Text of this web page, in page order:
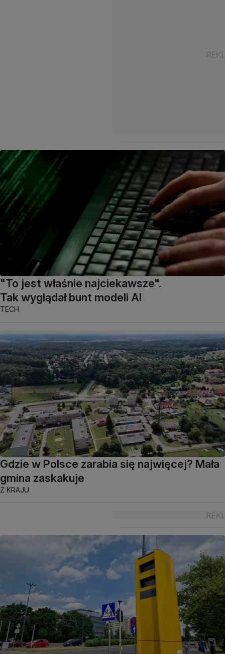
"To jest właśnie najciekawsze".
Tak wyglądał bunt modeli AI
TECH
Gdzie w Polsce zarabia się najwięcej? Mała
gmina zaskakuje
Z KRAJU